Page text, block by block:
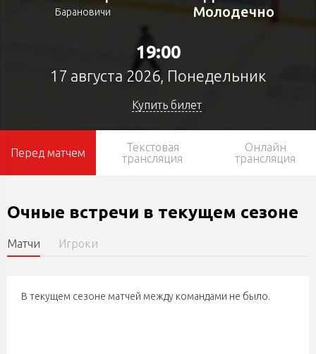
Барановичи
19:00
17 августа 2026, Понедельник
Купить билет
Молодечно
Перед матчем
Текстовая
трансляция
Онлайн
трансляция
Очные встречи в текущем сезоне
Матчи Игроки
В текущем сезоне матчей между командами не было.